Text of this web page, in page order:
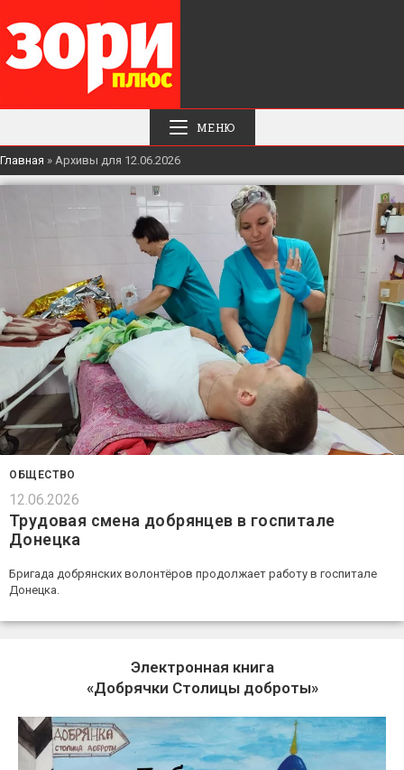
МЕНЮ
Главная » Архивы для 12.06.2026
ОБЩЕСТВО
12.06.2026
Трудовая смена добрянцев в госпитале
Донецка
Бригада добрянских волонтёров продолжает работу в госпитале
Донецка.
Электронная книга
«Добрячки Столицы доброты»